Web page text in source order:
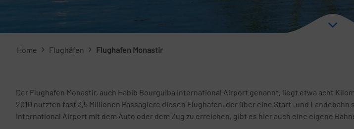
Home Flughäfen Flughafen Monastir
Der Flughafen Monastir, auch Habib Bourguiba International Airport genannt, liegt etwa acht
2010 nutzten fast 3,5 Millionen Passagiere diesen Flughafen, der über eine Start- und
International Airport mit dem Auto oder dem Zug zu erreichen, gibt es hier auch eine eigene